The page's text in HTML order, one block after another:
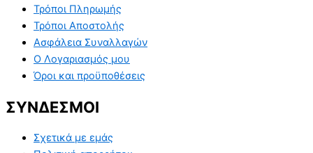
Τρόποι Πληρωμής
Τρόποι Αποστολής
Ασφάλεια Συναλλαγών
Ο Λογαριασμός μου
Όροι και προϋποθέσεις
ΣΥΝΔΕΣΜΟΙ
Σχετικά με εμάς